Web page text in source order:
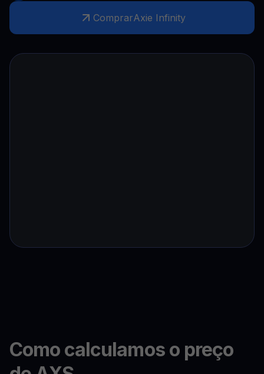
ComprarAxie Infinity
Como calculamos o preço